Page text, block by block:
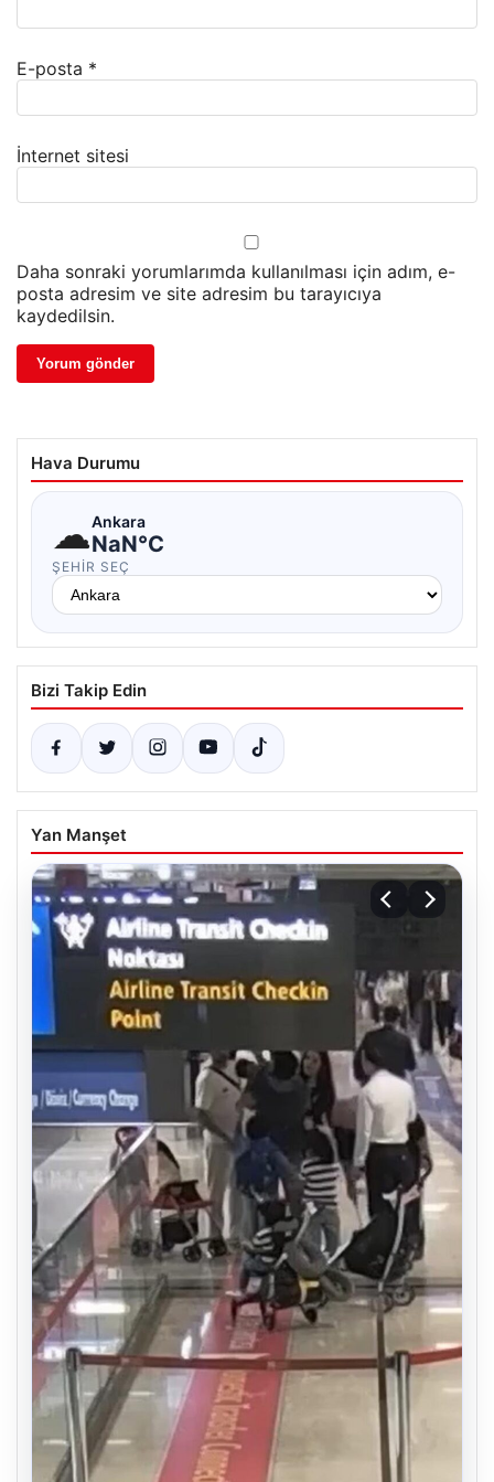
E-posta *
İnternet sitesi
Daha sonraki yorumlarımda kullanılması için adım, e-
posta adresim ve site adresim bu tarayıcıya
kaydedilsin.
Hava Durumu
☁Ankara
NaN°C
ŞEHIR SEÇ
Bizi Takip Edin
Yan Manşet